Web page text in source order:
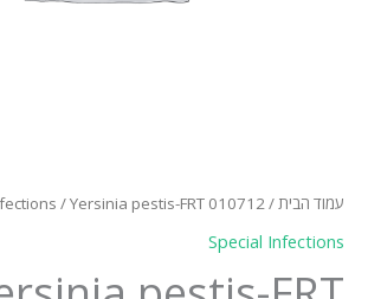
עמוד הבית/
/ Yersinia pestis-FRT 010712
Special Infections